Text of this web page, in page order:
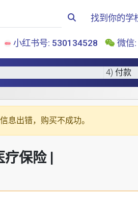
找到你的学
小红书号: 530134528 微信
4) 付款
息出错，购买不成功。
保险 |